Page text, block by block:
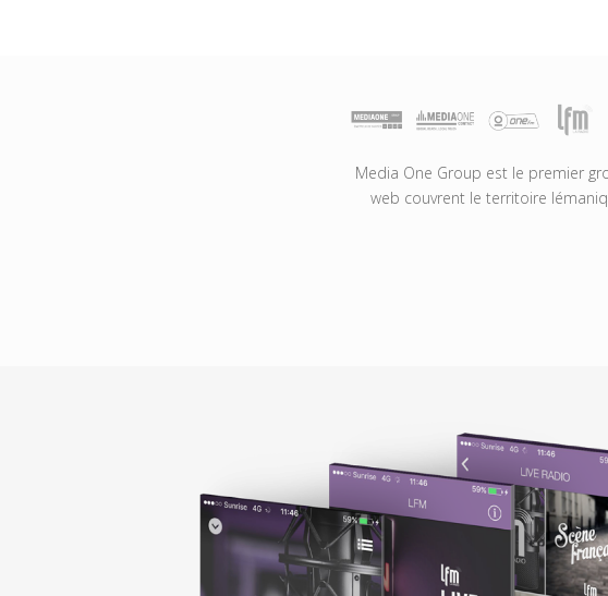
Media One Group est le premier
web couvrent le territoire